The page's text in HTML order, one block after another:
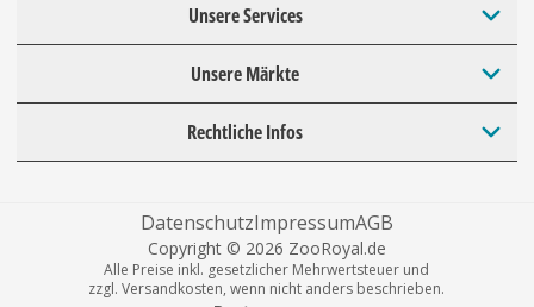
Unsere Services
Unsere Märkte
Rechtliche Infos
DatenschutzImpressumAGB
Copyright © 2026 ZooRoyal.de
Alle Preise inkl. gesetzlicher Mehrwertsteuer und
zzgl. Versandkosten, wenn nicht anders beschrieben.